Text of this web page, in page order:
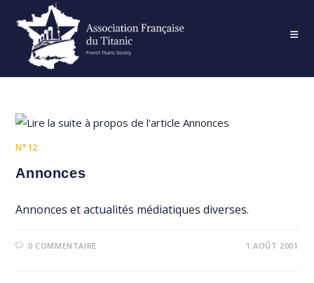
content
N°12
Annonces
Annonces et actualités médiatiques diverses.
0 COMMENTAIRE 1 AOÛT 2001